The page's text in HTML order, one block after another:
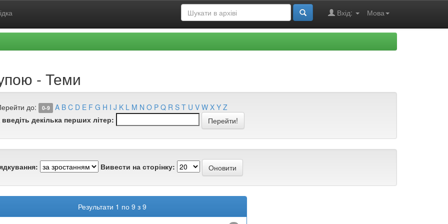
Мова
Вхід:
- Теми
до: 0-9 A B C D E F G H I J K L M N O P Q R S T U V W X Y Z
декілька перших літер:
Вивести на сторінку:
Результати 1 по 9 з 9